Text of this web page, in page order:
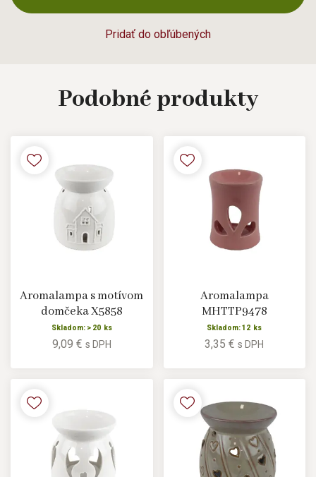
Pridať do obľúbených
Podobné produkty
Aromalampa s motívom
domčeka X5858
Skladom: > 20 ks
9,09 € s DPH
Aromalampa
MHTTP9478
Skladom: 12 ks
3,35 €s DPH